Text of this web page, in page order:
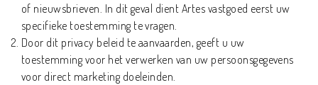
of nieuwsbrieven. In dit geval dient Artes vastgoed eerst uw
specifieke toestemming te vragen.
Door dit privacy beleid te aanvaarden, geeft u uw
toestemming voor het verwerken van uw persoonsgegevens
voor direct marketing doeleinden.